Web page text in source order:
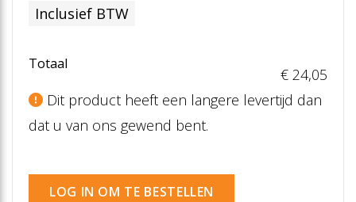
Inclusief BTW
Totaal
€ 24,05
Dit product heeft een langere levertijd dan
dat u van ons gewend bent.
LOG IN OM TE BESTELLEN